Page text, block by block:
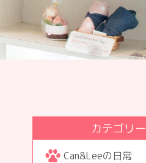
カテゴリー
Can&Leeの日常